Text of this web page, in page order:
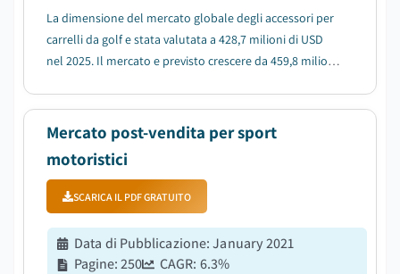
La dimensione del mercato globale degli accessori per
carrelli da golf e stata valutata a 428,7 milioni di USD
nel 2025. Il mercato e previsto crescere da 459,8 milioni
da Global Market Insigh...
Mercato post-vendita per sport
motoristici
SCARICA IL PDF GRATUITO
Data di Pubblicazione:January 2021
Pagine:250 CAGR: 6.3%